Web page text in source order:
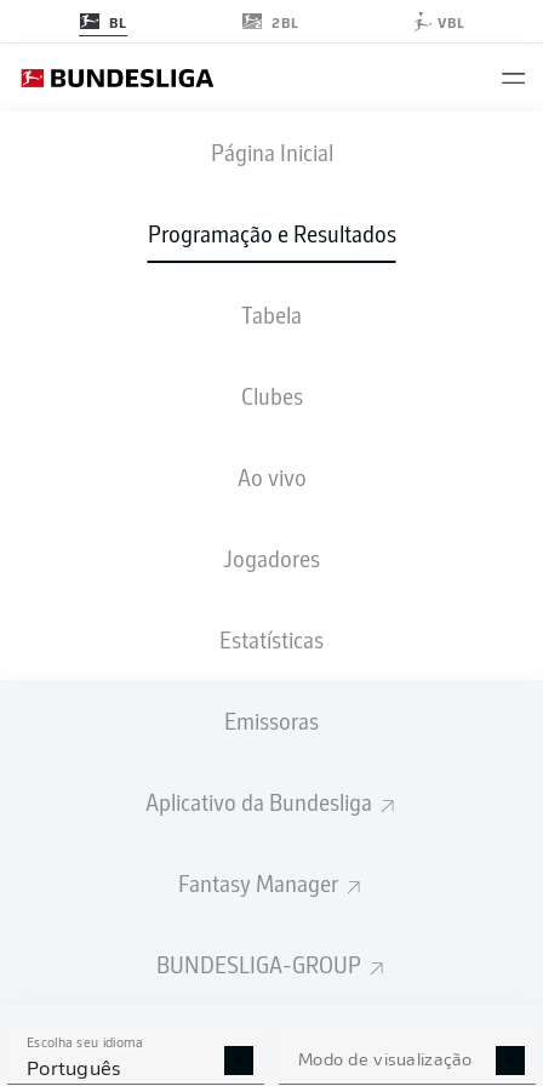
BL 2BL VBL
Página Inicial
Programação e Resultados
Tabela
Clubes
Ao vivo
Jogadores
Estatísticas
Emissoras
Aplicativo da Bundesliga
Fantasy Manager
BUNDESLIGA-GROUP
Escolha seu idioma
Português Modo de visualização
FCB SGE
ESCALAÇÕES
0